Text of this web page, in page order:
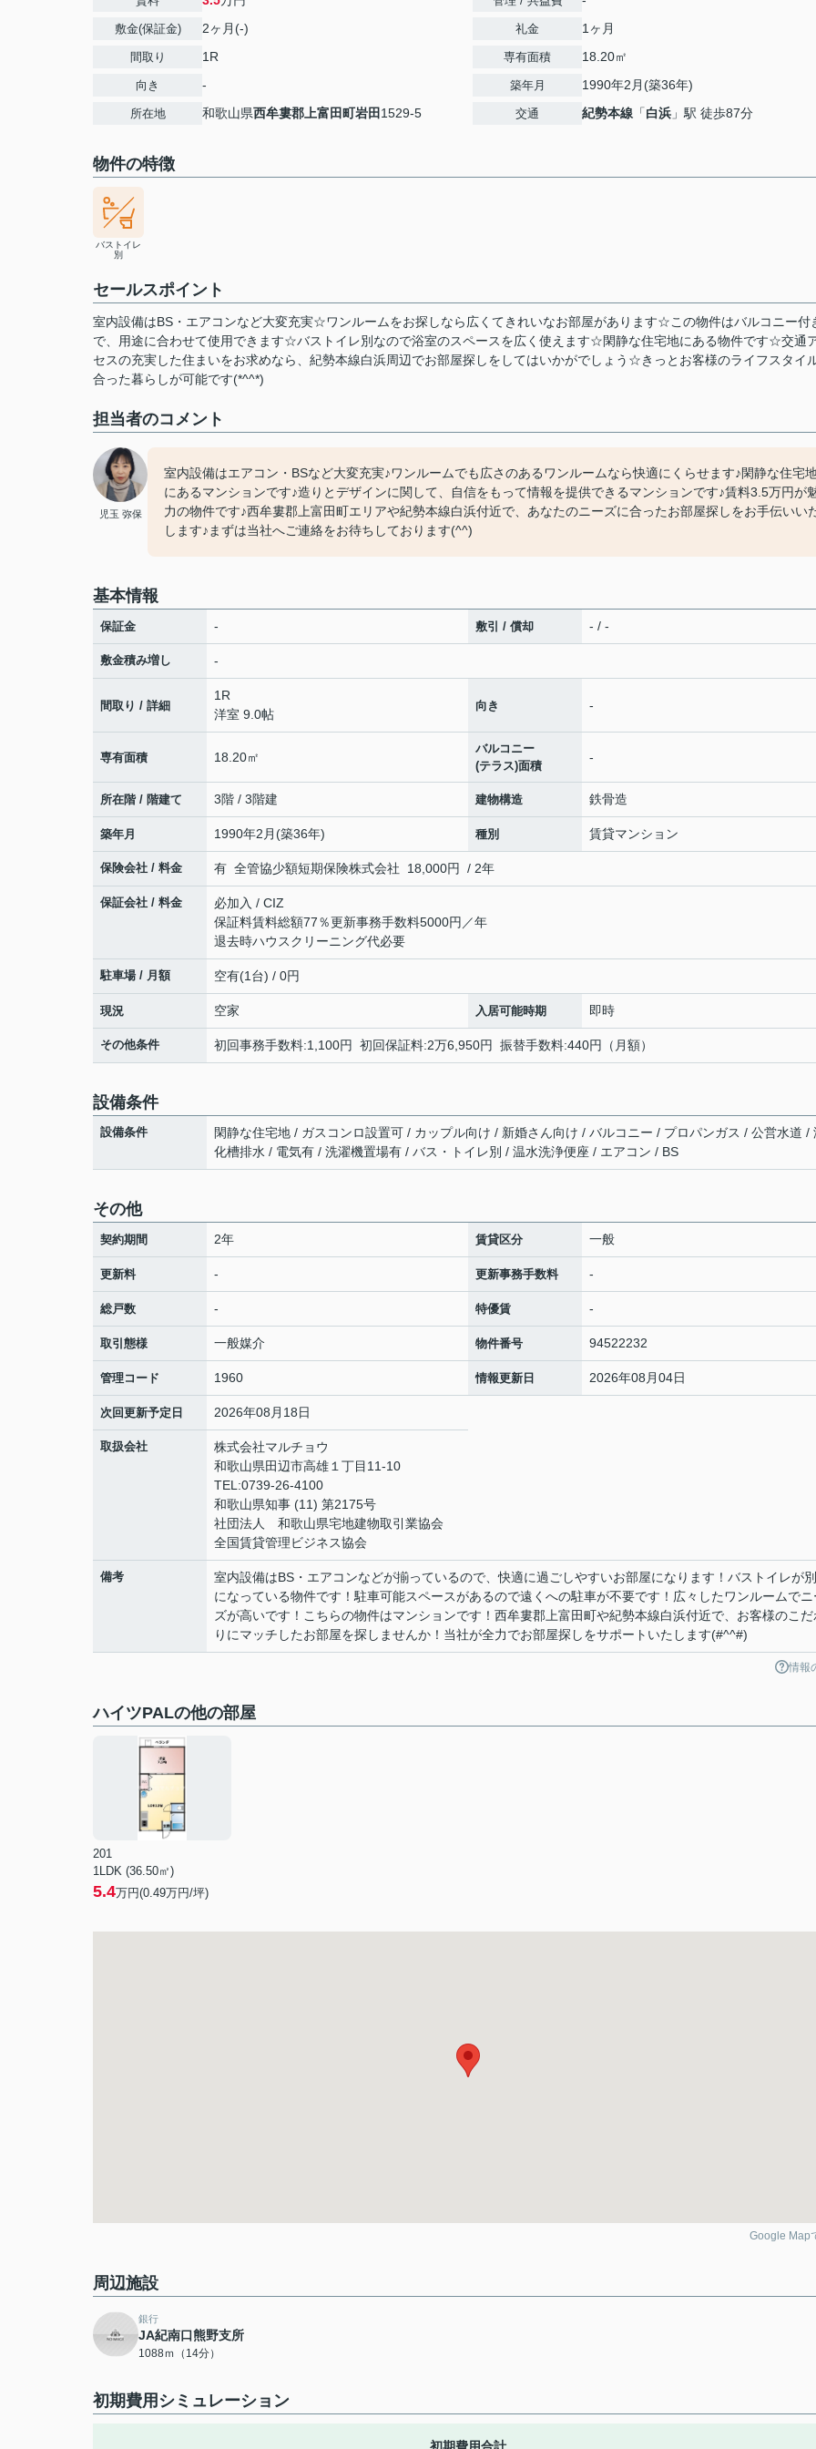
敷金(保証金) 2ヶ月(-)
間取り 1R
向き -
所在地 和歌山県西牟婁郡上富田町岩田 1529-5
礼金 1ヶ月
専有面積 18.20㎡
築年月 1990年2月(築36年)
交通 紀勢本線 「白浜 」駅 徒歩87分
物件の特徴
バストイレ
別
セールスポイント
室内設備はBS・エアコンなど大変充実☆ワンルームをお探しなら広くてきれいなお部屋があります☆この物件はバルコニー付
で、用途に合わせて使用できます☆バストイレ別なので浴室のスペースを広く使えます☆閑静な住宅地にある物件です☆交通
セスの充実した住まいをお求めなら、紀勢本線白浜周辺でお部屋探しをしてはいかがでしょう☆きっとお客様のライフスタイ
合った暮らしが可能です(*^^*)
担当者のコメント
児玉 弥保
室内設備はエアコン・BSなど大変充実♪ワンルームでも広さのあるワンルームなら快適にくらせます♪閑静な住宅
にあるマンションです♪造りとデザインに関して、自信をもって情報を提供できるマンションです♪賃料3.5万円が
力の物件です♪西牟婁郡上富田町エリアや紀勢本線白浜付近で、あなたのニーズに合ったお部屋探しをお手伝いい
します♪まずは当社へご連絡をお待ちしております(^^)
基本情報
保証金 - 敷引 / 償却 - / -
敷金積み増し -
間取り / 詳細
1R
洋室 9.0帖
向き -
専有面積 18.20㎡
バルコニー
(テラス)面積
-
所在階 / 階建て 3階 / 3階建 建物構造 鉄骨造
築年月 1990年2月(築36年) 種別 賃貸マンション
保険会社 / 料金 有 全管協少額短期保険株式会社 18,000円 / 2年
保証会社 / 料金
必加入 / CIZ
保証料賃料総額77％更新事務手数料5000円／年
退去時ハウスクリーニング代必要
駐車場 / 月額 空有(1台) / 0円
現況 空家 入居可能時期 即時
その他条件 初回事務手数料:1,100円 初回保証料:2万6,950円 振替手数料:440円（月額）
設備条件
設備条件
閑静な住宅地 / ガスコンロ設置可 / カップル向け / 新婚さん向け / バルコニー / プロパンガス / 公営水道 /
化槽排水 / 電気有 / 洗濯機置場有 / バス・トイレ別 / 温水洗浄便座 / エアコン / BS
その他
契約期間 2年 賃貸区分 一般
更新料 - 更新事務手数料 -
総戸数 - 特優賃 -
取引態様 一般媒介 物件番号 94522232
管理コード 1960 情報更新日 2026年08月04日
次回更新予定日 2026年08月18日
取扱会社
株式会社マルチョウ
和歌山県田辺市高雄１丁目11-10
TEL:0739-26-4100
和歌山県知事 (11) 第2175号
社団法人 和歌山県宅地建物取引業協会
全国賃貸管理ビジネス協会
備考
室内設備はBS・エアコンなどが揃っているので、快適に過ごしやすいお部屋になります！バストイレが
になっている物件です！駐車可能スペースがあるので遠くへの駐車が不要です！広々したワンルームでニ
ズが高いです！こちらの物件はマンションです！西牟婁郡上富田町や紀勢本線白浜付近で、お客様のこだ
りにマッチしたお部屋を探しませんか！当社が全力でお部屋探しをサポートいたします(#^^#)
情報
ハイツPALの他の部屋
201
1LDK (36.50㎡)
5.4万円(0.49万円/坪)
Google Map
周辺施設
銀行
JA紀南口熊野支所
1088ｍ（14分）
初期費用シミュレーション